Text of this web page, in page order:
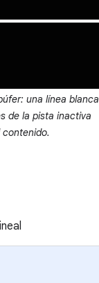
una línea blanca
de la pista inactiva